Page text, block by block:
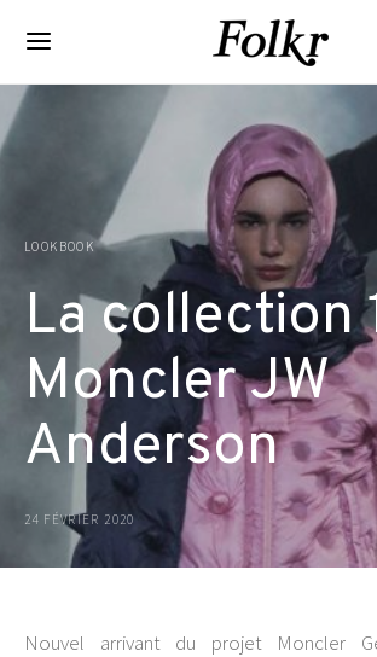
LOOKBOOK
La collection
Moncler JW
Anderson
24 FÉVRIER 2020
Nouvel arrivant du projet Moncler